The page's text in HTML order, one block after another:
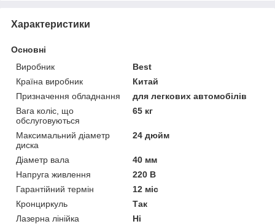
Характеристики
Основні
Виробник
Best
Країна виробник
Китай
Призначення обладнання
для легкових автомобілів
Вага коліс, що
обслуговуються
65 кг
Максимальний діаметр
диска
24 дюйм
Діаметр вала
40 мм
Напруга живлення
220 В
Гарантійний термін
12 міс
Кронциркуль
Так
Лазерна лінійка
Ні